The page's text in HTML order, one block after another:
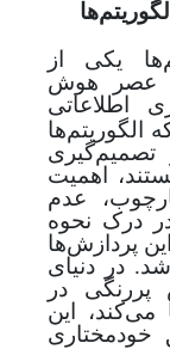
ها
یکی از
عصر هوش
اطلاعاتی
الگوریتم‌ها
اهمیت
عدم
در درک نحوه
پردازش‌ها
در دنیای
در
این